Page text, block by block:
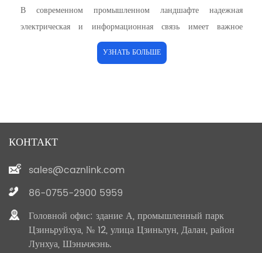
В мире электроники и техники важность надежных
соединений нельзя переоценить. Одним из важнейших
компонентов, который играет решающую роль в обеспечении
безопасных и эффективных этих соединений, является
УЗНАТЬ БОЛЬШЕ
КОНТАКТ
sales@caznlink.com
86-0755-2900 5959
Головной офис: здание А, промышленный парк
Цзиньруйхуа, № 12, улица Цзиньлун, Далан, район
Лунхуа, Шэньчжэнь.